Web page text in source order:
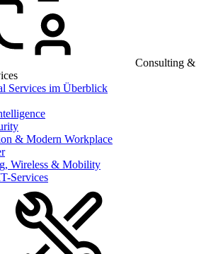
Consulting &
Services im Überblick
& Modern Workplace
Wireless & Mobility
Services